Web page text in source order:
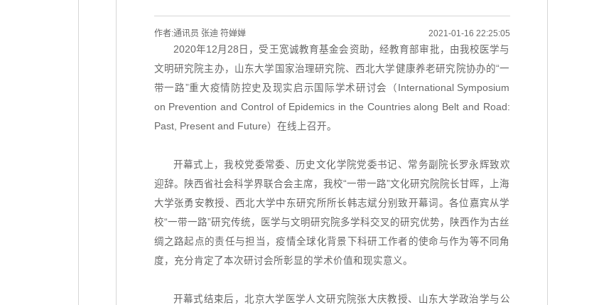
作者:通讯员 张迪 符婵婵 2021-01-16 22:25:05
2020年12月28日，受王宽诚教育基金会资助，经教育部审批，由我校医学与
文明研究院主办，山东大学国家治理研究院、西北大学健康养老研究院协办的“一
带一路”重大疫情防控史及现实启示国际学术研讨会（International Symposium
on Prevention and Control of Epidemics in the Countries along Belt and Road:
Past, Present and Future）在线上召开。
开幕式上，我校党委常委、历史文化学院党委书记、常务副院长罗永辉致欢
迎辞。陕西省社会科学界联合会主席，我校“一带一路”文化研究院院长甘晖，上海
大学张勇安教授、西北大学中东研究所所长韩志斌分别致开幕词。各位嘉宾从学
校“一带一路”研究传统，医学与文明研究院多学科交叉的研究优势，陕西作为古丝
绸之路起点的责任与担当，疫情全球化背景下科研工作者的使命与作为等不同角
度，充分肯定了本次研讨会所彰显的学术价值和现实意义。
开幕式结束后，北京大学医学人文研究院张大庆教授、山东大学政治学与公